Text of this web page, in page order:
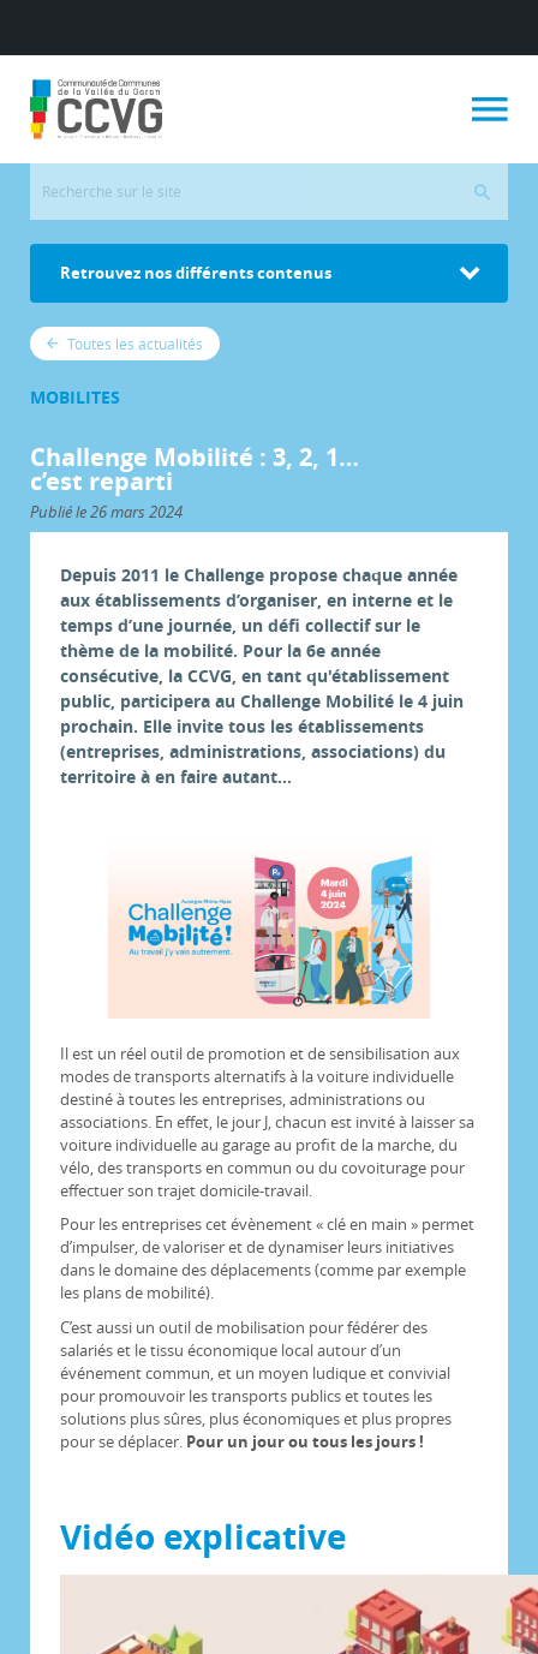
Retrouvez nos différents contenus
Toutes les actualités
MOBILITES
Challenge Mobilité : 3, 2, 1…
c’est reparti
Publié le 26 mars 2024
Depuis 2011 le Challenge propose chaque année
aux établissements d’organiser, en interne et le
temps d’une journée, un défi collectif sur le
thème de la mobilité. Pour la 6e année
consécutive, la CCVG, en tant qu'établissement
public, participera au Challenge Mobilité le 4 juin
prochain. Elle invite tous les établissements
(entreprises, administrations, associations) du
territoire à en faire autant...
Il est un réel outil de promotion et de sensibilisation aux
modes de transports alternatifs à la voiture individuelle
destiné à toutes les entreprises, administrations ou
associations. En effet, le jour J, chacun est invité à laisser sa
voiture individuelle au garage au profit de la marche, du
vélo, des transports en commun ou du covoiturage pour
effectuer son trajet domicile-travail.
Pour les entreprises cet évènement « clé en main » permet
d’impulser, de valoriser et de dynamiser leurs initiatives
dans le domaine des déplacements (comme par exemple
les plans de mobilité).
C’est aussi un outil de mobilisation pour fédérer des
salariés et le tissu économique local autour d’un
événement commun, et un moyen ludique et convivial
pour promouvoir les transports publics et toutes les
solutions plus sûres, plus économiques et plus propres
pour se déplacer. Pour un jour ou tous les jours !
Vidéo explicative